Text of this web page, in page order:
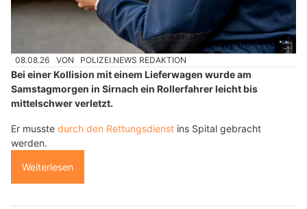
08.08.26 VON POLIZEI.NEWS REDAKTION
Bei einer Kollision mit einem Lieferwagen wurde am
Samstagmorgen in Sirnach ein Rollerfahrer leicht bis
mittelschwer verletzt.
Er musste durch den Rettungsdienst ins Spital gebracht
werden.
Weiterlesen